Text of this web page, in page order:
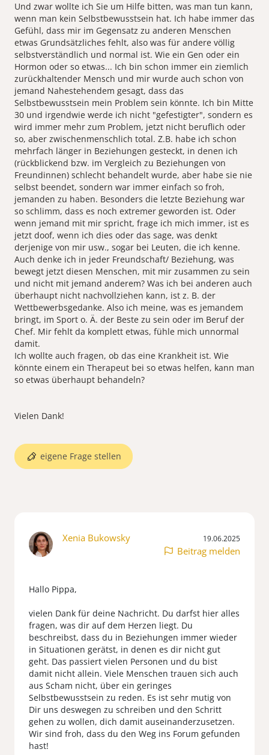
Und zwar wollte ich Sie um Hilfe bitten, was man tun kann,
wenn man kein Selbstbewusstsein hat. Ich habe immer das
Gefühl, dass mir im Gegensatz zu anderen Menschen
etwas Grundsätzliches fehlt, also was für andere völlig
selbstverständlich und normal ist. Wie ein Gen oder ein
Hormon oder so etwas... Ich bin schon immer ein ziemlich
zurückhaltender Mensch und mir wurde auch schon von
jemand Nahestehendem gesagt, dass das
Selbstbewusstsein mein Problem sein könnte. Ich bin Mitte
30 und irgendwie werde ich nicht "gefestigter", sondern es
wird immer mehr zum Problem, jetzt nicht beruflich oder
so, aber zwischenmenschlich total. Z.B. habe ich schon
mehrfach länger in Beziehungen gesteckt, in denen ich
(rückblickend bzw. im Vergleich zu Beziehungen von
Freundinnen) schlecht behandelt wurde, aber habe sie nie
selbst beendet, sondern war immer einfach so froh,
jemanden zu haben. Besonders die letzte Beziehung war
so schlimm, dass es noch extremer geworden ist. Oder
wenn jemand mit mir spricht, frage ich mich immer, ist es
jetzt doof, wenn ich dies oder das sage, was denkt
derjenige von mir usw., sogar bei Leuten, die ich kenne.
Auch denke ich in jeder Freundschaft/ Beziehung, was
bewegt jetzt diesen Menschen, mit mir zusammen zu sein
und nicht mit jemand anderem? Was ich bei anderen auch
überhaupt nicht nachvollziehen kann, ist z. B. der
Wettbewerbsgedanke. Also ich meine, was es jemandem
bringt, im Sport o. Ä. der Beste zu sein oder im Beruf der
Chef. Mir fehlt da komplett etwas, fühle mich unnormal
damit.
Ich wollte auch fragen, ob das eine Krankheit ist. Wie
könnte einem ein Therapeut bei so etwas helfen, kann man
so etwas überhaupt behandeln?
Vielen Dank!
eigene Frage stellen
Xenia Bukowsky 19.06.2025
Beitrag melden
Hallo Pippa,
vielen Dank für deine Nachricht. Du darfst hier alles
fragen, was dir auf dem Herzen liegt. Du
beschreibst, dass du in Beziehungen immer wieder
in Situationen gerätst, in denen es dir nicht gut
geht. Das passiert vielen Personen und du bist
damit nicht allein. Viele Menschen trauen sich auch
aus Scham nicht, über ein geringes
Selbstbewusstsein zu reden. Es ist sehr mutig von
Dir uns deswegen zu schreiben und den Schritt
gehen zu wollen, dich damit auseinanderzusetzen.
Wir sind froh, dass du den Weg ins Forum gefunden
hast!